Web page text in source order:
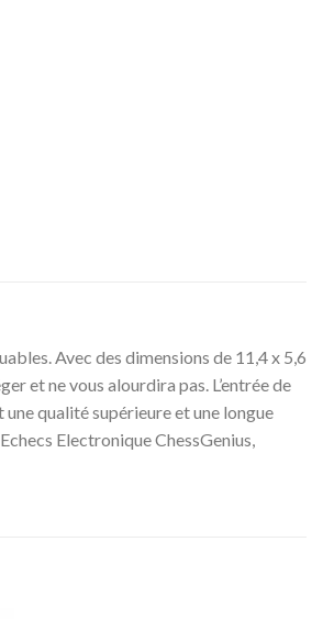
Avec des dimensions de 11,4 x 5,6
et ne vous alourdira pas. L’entrée de
qualité supérieure et une longue
Electronique ChessGenius,